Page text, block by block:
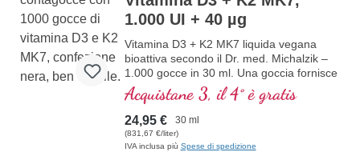
muscolare e alla normale funzione del
sistema immunitario. Prodotto in
Germania senza ingegneria genetica, in
una produzione interna controllata attiva
da 25 anni, vegano, senza additivi e
testato in laboratorio. Sviluppato da
medici.
maggiori informazioni su Vitamina
D3 + K2
1.000 UI + 40 µg
Vitamina D3 + K2 MK7 liquida vegana
bioattiva secondo il Dr. med. Michalzik –
1.000 gocce in 30 ml. Una goccia fornisce
1.000 IE di vitamina D3 e 40 μg di K2
(MK7 all-trans). Massima qualità premium
da licheni di alta qualità controllati (non da
alghe!) in combinazione ottimale con una
forma di K2 all-trans particolarmente
Acquistane 3, il 4° è gratis
24,95 € 30 ml
(831,67 €/liter)
IVA inclusa più Spese di spedizione